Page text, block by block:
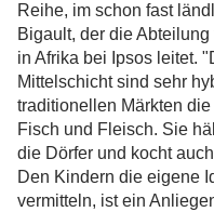
Reihe, im schon fast
Bigault, der die
in Afrika bei Ipsos leitet.
Mittelschicht sind sehr
traditionellen Märkten
Fisch und Fleisch. Sie
die Dörfer und kocht
Den Kindern die eigene
vermitteln, ist ein